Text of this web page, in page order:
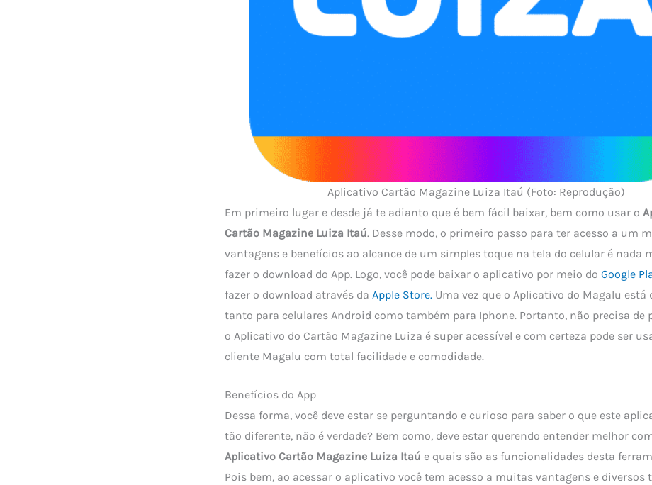
Aplicativo Cartão Magazine Luiza Itaú (Foto: Reprodução)
Em primeiro lugar e desde já te adianto que é bem fácil baixar, bem como usar o
Cartão Magazine Luiza Itaú. Desse modo, o primeiro passo para ter acesso a um
vantagens e benefícios ao alcance de um simples toque na tela do celular é nada
fazer o download do App. Logo, você pode baixar o aplicativo por meio do Google
fazer o download através da Apple Store. Uma vez que o Aplicativo do Magalu está
tanto para celulares Android como também para Iphone. Portanto, não precisa de
o Aplicativo do Cartão Magazine Luiza é super acessível e com certeza pode ser
cliente Magalu com total facilidade e comodidade.
Benefícios do App
Dessa forma, você deve estar se perguntando e curioso para saber o que este
tão diferente, não é verdade? Bem como, deve estar querendo entender melhor
Aplicativo Cartão Magazine Luiza Itaú e quais são as funcionalidades desta
Pois bem, ao acessar o aplicativo você tem acesso a muitas vantagens e diversos